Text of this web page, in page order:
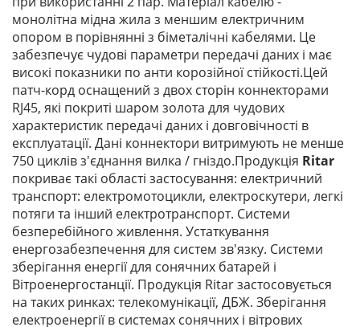
монолітна мідна жила з меншим електричним
опором в порівнянні з біметалічні кабелями. Це
забезпечує чудові параметри передачі даних і має
високі показники по анти корозійної стійкості.Цей
патч-корд оснащений з двох сторін коннекторами
RJ45, які покриті шаром золота для чудових
характеристик передачі даних і довговічності в
експлуатації. Дані коннектори витримують не менше
750 циклів з'єднання вилка / гніздо.Продукція Ritar
покриває такі області застосування: електричний
транспорт: електромотоцикли, електроскутери, легкі
потяги та інший електротранспорт. Системи
безперебійного живлення. Устаткування
енергозабезпечення для систем зв'язку. Системи
зберігання енергії для сонячних батарей і
Вітроенергостанції. Продукція Ritar застосовується
на таких ринках: телекомунікації, ДБЖ. Зберігання
електроенергії в системах сонячних і вітрових